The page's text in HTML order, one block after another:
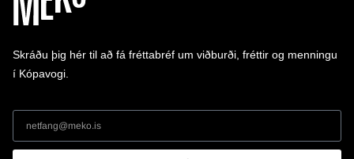
Skráðu þig hér til að fá fréttabréf um viðburði, fréttir og menningu
í Kópavogi.